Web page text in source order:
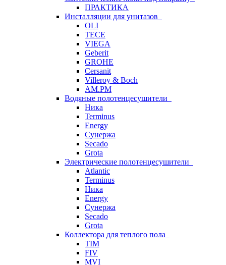
ПРАКТИКА
Инсталляции для унитазов
OLI
TECE
VIEGA
Geberit
GROHE
Cersanit
Villeroy & Boch
AM.PM
Водяные полотенцесушители
Ника
Terminus
Energy
Сунержа
Secado
Grota
Электрические полотенцесушители
Atlantic
Terminus
Ника
Energy
Сунержа
Secado
Grota
Коллектора для теплого пола
TIM
FIV
MVI